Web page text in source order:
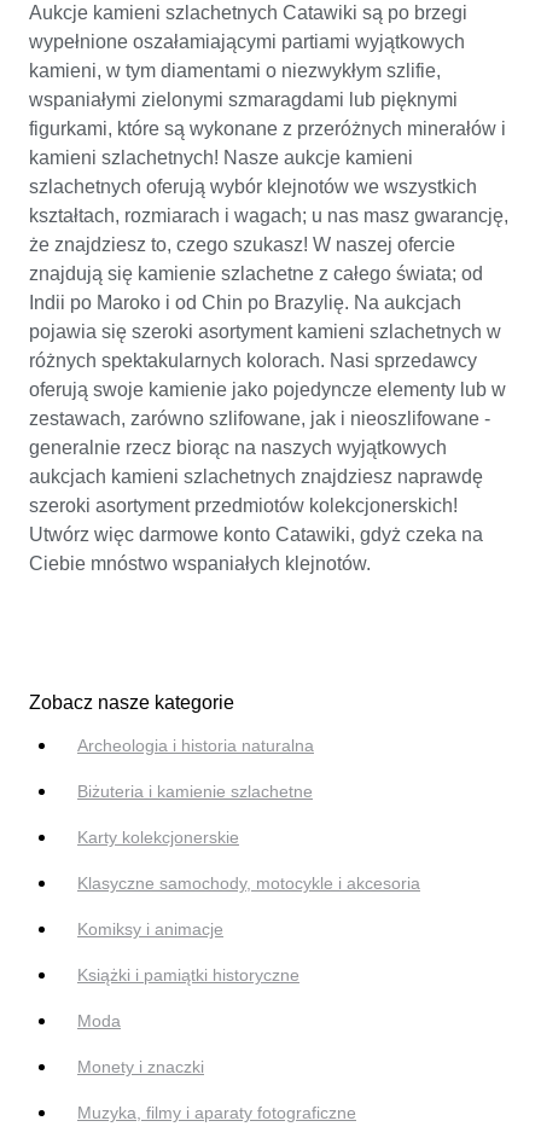
Aukcje kamieni szlachetnych Catawiki są po brzegi
wypełnione oszałamiającymi partiami wyjątkowych
kamieni, w tym diamentami o niezwykłym szlifie,
wspaniałymi zielonymi szmaragdami lub pięknymi
figurkami, które są wykonane z przeróżnych minerałów i
kamieni szlachetnych! Nasze aukcje kamieni
szlachetnych oferują wybór klejnotów we wszystkich
kształtach, rozmiarach i wagach; u nas masz gwarancję,
że znajdziesz to, czego szukasz! W naszej ofercie
znajdują się kamienie szlachetne z całego świata; od
Indii po Maroko i od Chin po Brazylię. Na aukcjach
pojawia się szeroki asortyment kamieni szlachetnych w
różnych spektakularnych kolorach. Nasi sprzedawcy
oferują swoje kamienie jako pojedyncze elementy lub w
zestawach, zarówno szlifowane, jak i nieoszlifowane -
generalnie rzecz biorąc na naszych wyjątkowych
aukcjach kamieni szlachetnych znajdziesz naprawdę
szeroki asortyment przedmiotów kolekcjonerskich!
Utwórz więc darmowe konto Catawiki, gdyż czeka na
Ciebie mnóstwo wspaniałych klejnotów.
Zobacz nasze kategorie
Archeologia i historia naturalna
Biżuteria i kamienie szlachetne
Karty kolekcjonerskie
Klasyczne samochody, motocykle i akcesoria
Komiksy i animacje
Książki i pamiątki historyczne
Moda
Monety i znaczki
Muzyka, filmy i aparaty fotograficzne